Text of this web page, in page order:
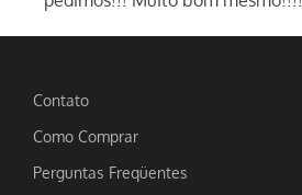
Contato
Como Comprar
Perguntas Freqüentes